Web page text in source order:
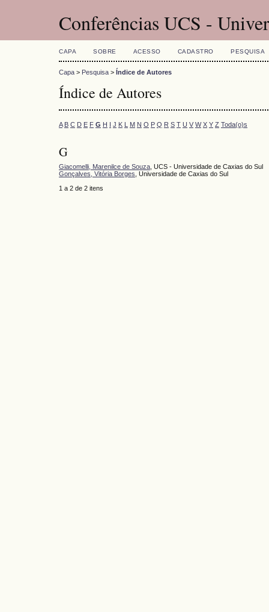
Conferências UCS -
CAPA SOBRE ACESSO CADASTRO PESQUISA
Capa > Pesquisa > Índice de Autores
Índice de Autores
A B C D E F G H I J K L M N O P Q R S T U V W X Y Z Toda(o)s
G
Giacomelli, Marenilce de Souza , UCS - Universidade de Caxias do Sul
Gonçalves, Vitória Borges , Universidade de Caxias do Sul
1 a 2 de 2 itens